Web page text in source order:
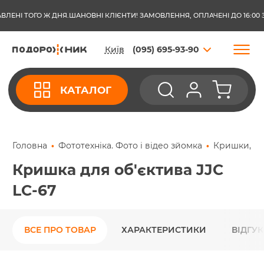
ШАНОВНІ КЛІЄНТИ! ЗАМОВЛЕННЯ, ОПЛАЧЕНІ ДО 16:00 З
ТОГО Ж ДНЯ.
Київ (095) 695-93-90
КАТАЛОГ
Головна Фототехніка. Фото і відео зйомка Кришки,
Кришка для об'єктива JJC
LC-67
ВСЕ ПРО ТОВАР ХАРАКТЕРИСТИКИ